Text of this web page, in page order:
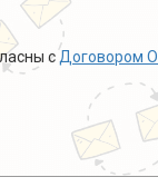
с Договором